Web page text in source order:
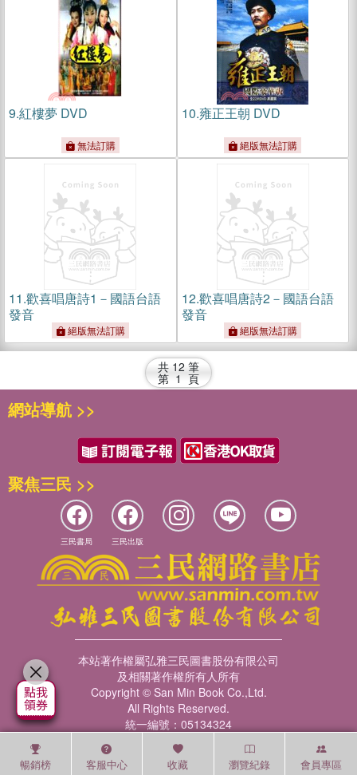
9.紅樓夢 DVD
無法訂購
10.雍正王朝 DVD
絕版無法訂購
11.歡喜唱唐詩1－國語台語
發音
絕版無法訂購
12.歡喜唱唐詩2－國語台語
發音
絕版無法訂購
共 12 筆
第 1 頁
暢銷榜 客服中心 收藏 瀏覽紀錄 會員專區
網站導航 >>
聚焦三民 >>
三民書局 三民出版
本站著作權屬弘雅三民圖書股份有限公司
及相關著作權所有人所有
Copyright © San Min Book Co.,Ltd.
All Rights Reserved.
統一編號：05134324